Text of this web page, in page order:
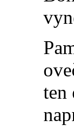
ten